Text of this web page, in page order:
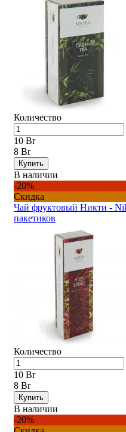
Количество
10 Br
8 Br
Купить
В наличии
-20%
Скидка
Чай фруктовый Никти -
пакетиков
Количество
10 Br
8 Br
Купить
В наличии
-20%